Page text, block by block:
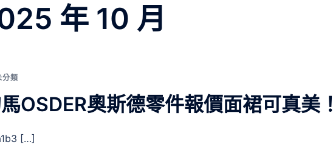
年 10 月
分類
OSDER奧斯德零件報價面裙可真美！
[…]